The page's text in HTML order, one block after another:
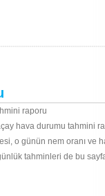
raporu
hava durumu tahmini
o günün nem oranı ve
tahminleri de bu